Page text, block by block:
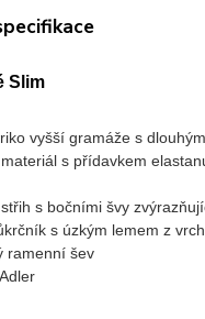
Slim
vyšší gramáže s
s přídavkem
s bočními švy
s úzkým lemem z
ramenní šev